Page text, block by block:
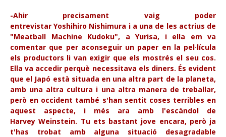
-Ahir precisament vaig poder
entrevistar Yoshihiro Nishimura i a una de les actrius de
"Meatball Machine Kudoku", a Yurisa, i ella em va
comentar que per aconseguir un paper en la pel·lícula
els productors li van exigir que els mostrés el seu cos.
Ella va accedir perquè necessitava els diners. És evident
que el Japó està situada en una altra part de la planeta,
amb una altra cultura i una altra manera de treballar,
però en occident també s'han sentit coses terribles en
aquest aspecte, i més ara amb l'escàndol de
Harvey Weinstein. Tu ets bastant jove encara, però ja
t'has trobat amb alguna situació desagradable